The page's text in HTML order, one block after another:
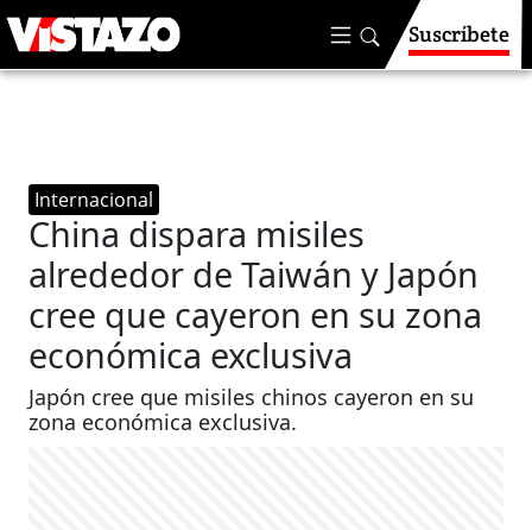
Suscríbete
Internacional
China dispara misiles
alrededor de Taiwán y Japón
cree que cayeron en su zona
económica exclusiva
Japón cree que misiles chinos cayeron en su
zona económica exclusiva.